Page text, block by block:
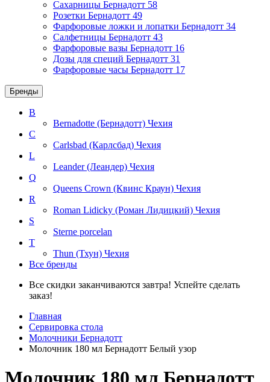
Сахарницы Бернадотт 58
Розетки Бернадотт 49
Фарфоровые ложки и лопатки Бернадотт 34
Салфетницы Бернадотт 43
Фарфоровые вазы Бернадотт 16
Дозы для специй Бернадотт 31
Фарфоровые часы Бернадотт 17
Бренды
B
Bernadotte (Бернадотт) Чехия
C
Carlsbad (Карлсбад) Чехия
L
Leander (Леандер) Чехия
Q
Queens Crown (Квинс Краун) Чехия
R
Roman Lidicky (Роман Лидицкий) Чехия
S
Sterne porcelan
T
Thun (Тхун) Чехия
Все бренды
Все скидки заканчиваются завтра! Успейте сделать
заказ!
Главная
Сервировка стола
Молочники Бернадотт
Молочник 180 мл Бернадотт Белый узор